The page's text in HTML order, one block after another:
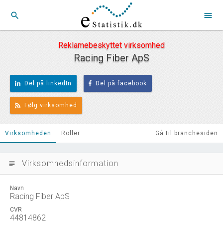
search menu
Reklamebeskyttet virksomhed
Racing Fiber ApS
Del på linkedIn Del på facebook
Følg virksomhed
Virksomheden Roller Gå til branchesiden
subject Virksomhedsinformation
Navn
Racing Fiber ApS
CVR
44814862